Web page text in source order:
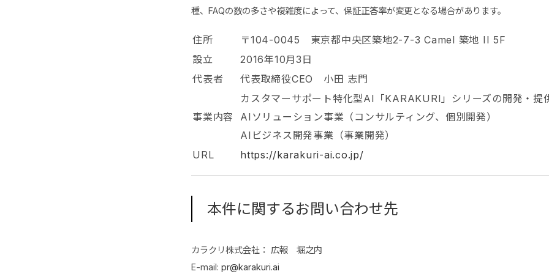
種、FAQの数の多さや複雑度によって、保証正答率が変更となる場合があります。
住所
〒104-0045 東京都中央区築地2-7-3 Camel 築地 II 5F
設立
2016年10月3日
代表者
代表取締役CEO 小田 志門
事業内容
カスタマーサポート特化型AI「KARAKURI」シリーズの開発・提
AIソリューション事業（コンサルティング、個別開発）
AIビジネス開発事業（事業開発）
URL
https://karakuri-ai.co.jp/
本件に関するお問い合わせ先
カラクリ株式会社： 広報 堀之内
E-mail: pr@karakuri.ai